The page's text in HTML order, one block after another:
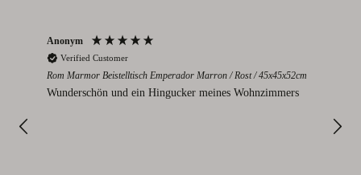
Anonym
Verified Customer
Rom Marmor Beistelltisch Emperador Marron / Rost / 45x45x52cm
Wunderschön und ein Hingucker meines Wohnzimmers